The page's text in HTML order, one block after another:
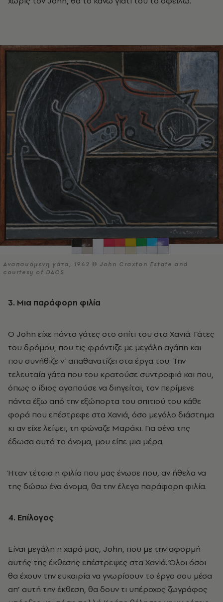
Αναπαυόμενη γάτα, 1962 © John Craxton Estate and
courtesy of DACS
3. Μια παράφορη φιλία
Ο John είχε πάντα γάτες στο σπίτι του στα Χανιά. Γάτες
του δρόμου, που τις φρόντιζε με μεγάλη αγάπη και
που συνήθιζε ν’ απαθανατίζει στα έργα του. Την
τελευταία γάτα που του κρατούσε συντροφιά και που,
όπως ο ίδιος αγαπούσε να διηγείται, τον περίμενε
πάντα έξω από την εξώπορτα του σπιτιού του κάθε
φορά που επέστρεφε στα Χανιά, όσο μεγάλο διάστημα
κι αν είχε λείψει, τη φώναζε Μαράκι. Για σένα της
έδωσα αυτό το όνομα, μου είπε μια μέρα.
Ήταν τέτοια η φιλία που μας ένωσε που, αν ήθελα να
της δώσω ένα όνομα, θα την έλεγα παράφορη φιλία.
4. Επίλογος
Είναι μεγάλη η χαρά μας, John, που με την αφορμή
αυτής της έκθεσης επέστρεψες στα Χανιά. Όλοι όσοι
θα έχουν την ευκαιρία να γνωρίσουν το έργο σου μέσα
απ’ αυτή την έκθεση, θα δουν τι υπέροχος ζωγράφος